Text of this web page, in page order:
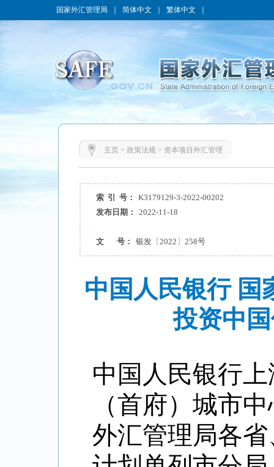
国家外汇管理局 简体中文 繁体中文
主页> 政策法规> 资本项目外汇管理
索 引 号：
K3179129-3-2022-00202
发布日期：
2022-11-18
文 号： 银发〔2022〕258号
中国人民银行 国
投资中
中国人民银行
（首府）城市
外汇管理局各